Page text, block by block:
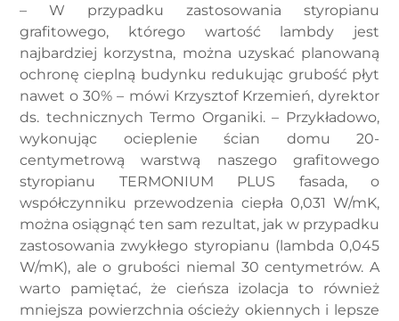
– W przypadku zastosowania styropianu
grafitowego, którego wartość lambdy jest
najbardziej korzystna, można uzyskać planowaną
ochronę cieplną budynku redukując grubość płyt
nawet o 30% – mówi Krzysztof Krzemień, dyrektor
ds. technicznych Termo Organiki. – Przykładowo,
wykonując ocieplenie ścian domu 20-
centymetrową warstwą naszego grafitowego
styropianu TERMONIUM PLUS fasada, o
współczynniku przewodzenia ciepła 0,031 W/mK,
można osiągnąć ten sam rezultat, jak w przypadku
zastosowania zwykłego styropianu (lambda 0,045
W/mK), ale o grubości niemal 30 centymetrów. A
warto pamiętać, że cieńsza izolacja to również
mniejsza powierzchnia ościeży okiennych i lepsze